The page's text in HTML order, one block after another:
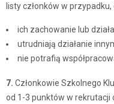
listy członków w przypadku,
ich zachowanie lub
utrudniają działanie
nie potrafią
7. Członkowie Szkolnego
od 1-3 punktów w rekrutacji